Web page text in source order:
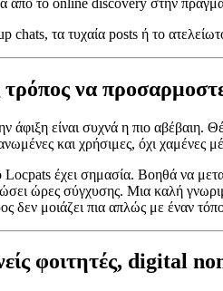
chats, τα τυχαία posts ή το
να
άφιξη είναι συχνά η πιο αβέβαιη.
και χρήσιμες, όχι χαμένες
έχει σημασία. Βοηθά να
ώρες σύγχυσης. Μια καλή
δεν μοιάζει πια απλώς με έναν
φοιτητές, digital